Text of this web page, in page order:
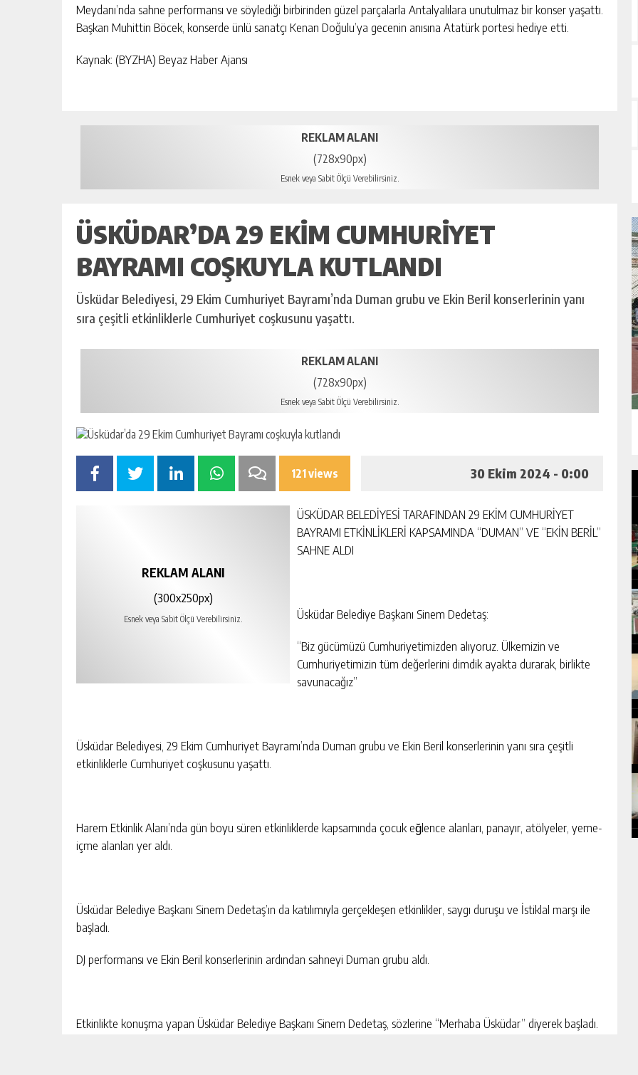
Meydanı’nda sahne performansı ve söylediği birbirinden güzel parçalarla Antalyalılara unutulmaz bir konser yaşattı.
Başkan Muhittin Böcek, konserde ünlü sanatçı Kenan Doğulu’ya gecenin anısına Atatürk portesi hediye etti.
Kaynak: (BYZHA) Beyaz Haber Ajansı
REKLAM ALANI
(728x90px)
Esnek veya Sabit Ölçü Verebilirsiniz.
ÜSKÜDAR’DA 29 EKIM CUMHURIYET
BAYRAMI COŞKUYLA KUTLANDI
Üsküdar Belediyesi, 29 Ekim Cumhuriyet Bayramı’nda Duman grubu ve Ekin Beril konserlerinin yanı
sıra çeşitli etkinliklerle Cumhuriyet coşkusunu yaşattı.
REKLAM ALANI
(728x90px)
Esnek veya Sabit Ölçü Verebilirsiniz.
121 views 30 Ekim 2024 - 0:00
REKLAM ALANI
(300x250px)
Esnek veya Sabit Ölçü Verebilirsiniz.
ÜSKÜDAR BELEDİYESİ TARAFINDAN 29 EKİM CUMHURİYET
BAYRAMI ETKİNLİKLERİ KAPSAMINDA “DUMAN” VE “EKİN BERİL”
SAHNE ALDI
Üsküdar Belediye Başkanı Sinem Dedetaş:
“Biz gücümüzü Cumhuriyetimizden alıyoruz. Ülkemizin ve
Cumhuriyetimizin tüm değerlerini dimdik ayakta durarak, birlikte
savunacağız”
Üsküdar Belediyesi, 29 Ekim Cumhuriyet Bayramı’nda Duman grubu ve Ekin Beril konserlerinin yanı sıra çeşitli
etkinliklerle Cumhuriyet coşkusunu yaşattı.
Harem Etkinlik Alanı’nda gün boyu süren etkinliklerde kapsamında çocuk eğlence alanları, panayır, atölyeler, yeme-
içme alanları yer aldı.
Üsküdar Belediye Başkanı Sinem Dedetaş’ın da katılımıyla gerçekleşen etkinlikler, saygı duruşu ve İstiklal marşı ile
başladı.
DJ performansı ve Ekin Beril konserlerinin ardından sahneyi Duman grubu aldı.
Etkinlikte konuşma yapan Üsküdar Belediye Başkanı Sinem Dedetaş, sözlerine “Merhaba Üsküdar” diyerek başladı.